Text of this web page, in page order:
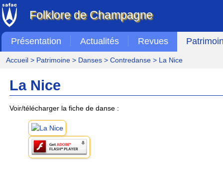
Folklore de Champagne
Présentation Actualités Revues
Accueil> Patrimoine> Danses> Contredanse> La Nice
La Nice
Voir/télécharger la fiche de danse :